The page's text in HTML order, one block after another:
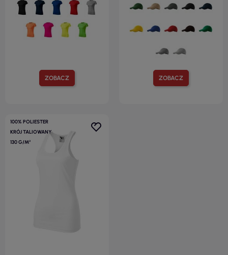
ZOBACZ ZOBACZ
100% POLIESTER
KRÓJ TALIOWANY
130 G/M²